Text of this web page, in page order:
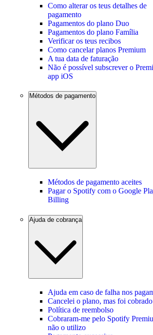
Como alterar os teus detalhes de
pagamento
Pagamentos do plano Duo
Pagamentos do plano Família
Verificar os teus recibos
Como cancelar planos Premium
A tua data de faturação
Não é possível subscrever o
app iOS
Métodos de pagamento
Métodos de pagamento aceites
Pagar o Spotify com o Google
Billing
Ajuda de cobrança
Ajuda em caso de falha nos
Cancelei o plano, mas foi cobrado
Política de reembolso
Cobraram-me pelo Spotify
não o utilizo